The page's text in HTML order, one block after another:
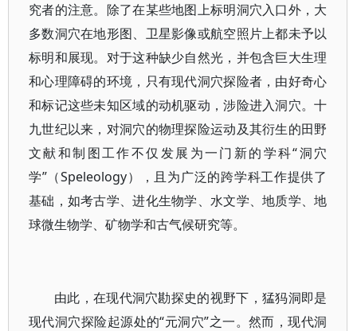
究者的注意。除了在某些地图上标明洞穴入口外，大
多数洞穴在地形图、卫星影像或航空照片上都未予以
标明和展现。对于这种缺少自然光，并包含巨大生理
和心理障碍的环境，只有现代洞穴探险者，由好奇心
和标记这些未知区域的动机驱动，涉险进入洞穴。十
九世纪以来，对洞穴的物理探险运动及其衍生的田野
文献和制图工作不仅发展为一门新的学科“洞穴
学”（Speleology），且为广泛的跨学科工作提供了
基础，如考古学、进化生物学、水文学、地质学、地
球微生物学、矿物学和古气候研究等。
由此，在现代洞穴勘探史的视野下，猛犸洞即是
现代洞穴探险起源处的“元洞穴”之一。然而，现代洞